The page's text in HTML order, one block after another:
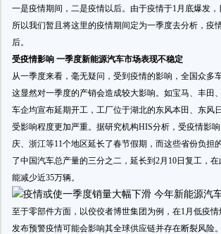
一是疫情期间，二是疫情以后。由于疫情于1月底爆发，
所以我们暂且将这里的疫情期间定为一季度去分析，疫
后。
受疫情影响 一季度新能源汽车市场表现不稳定
从一季度来看，毫无疑问，受到疫情的影响，全国众多
这显然对一季度的产销会造成较大影响。如宝马、丰田
车企均宣布延期开工，工厂位于湖北的东风本田、东风
受影响程度更加严重。据研究机构HIS分析，受疫情影
庆、浙江等11个地区延长了春节假期，而这些省份负担
了中国汽车总产量的三分之二，延长到2月10日复工，
能减少近35万辆。
至于零部件方面，以佼佼者博世集团为例，在1月低疫
发布预警疫情可能会影响其全球供应链并存在断裂风险